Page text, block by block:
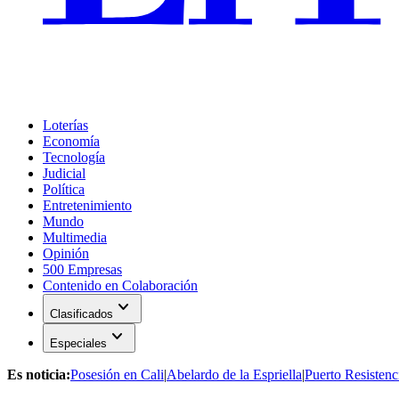
Loterías
Economía
Tecnología
Judicial
Política
Entretenimiento
Mundo
Multimedia
Opinión
500 Empresas
Contenido en Colaboración
Clasificados expand_more
Especiales expand_more
Es noticia:Posesión en Cali|Abelardo de la Espriella|Puerto